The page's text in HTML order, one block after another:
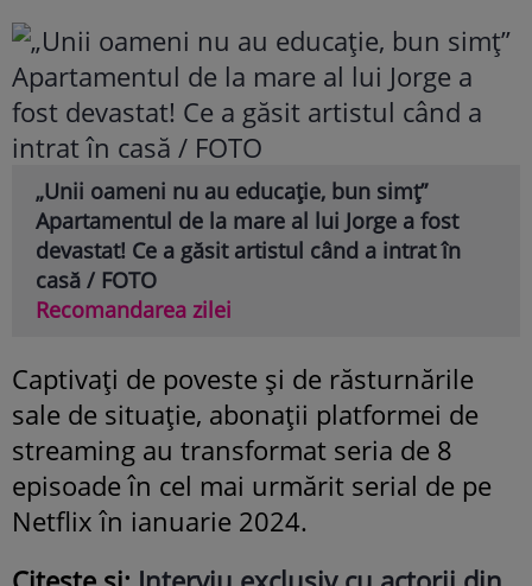
„Unii oameni nu au educație, bun simț”
Apartamentul de la mare al lui Jorge a fost
devastat! Ce a găsit artistul când a intrat în
casă / FOTO
Recomandarea zilei
Captivați de poveste și de răsturnările
sale de situație, abonații platformei de
streaming au transformat seria de 8
episoade în cel mai urmărit serial de pe
Netflix în ianuarie 2024.